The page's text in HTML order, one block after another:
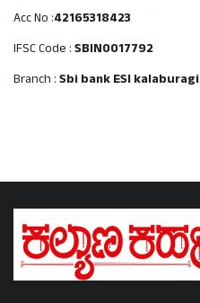
Acc No :42165318423
IFSC Code :SBIN0017792
Branch :Sbi bank ESI kalaburagi